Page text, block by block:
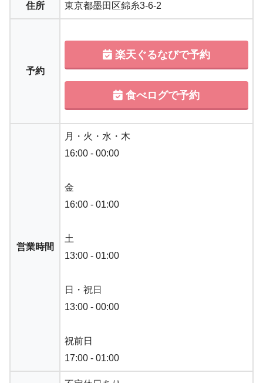
住所 東京都墨田区錦糸3-6-2
予約
楽天ぐるなびで予約
食べログで予約
営業時間
月・火・水・木
16:00 - 00:00
金
16:00 - 01:00
土
13:00 - 01:00
日・祝日
13:00 - 00:00
祝前日
17:00 - 01:00